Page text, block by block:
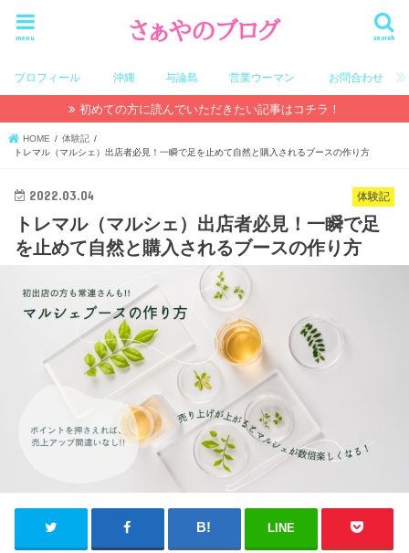
search
menu
プロフィール 沖縄 与論島 営業ウーマン お問合わせ
初めての方に読んでいただきたい記事はコチラ！
HOME
体験記
トレマル（マルシェ）出店者必見！一瞬で足を止めて自然と購入されるブースの作り方
体験記
2022.03.04
トレマル（マルシェ）出店者必見！一瞬で足
を止めて自然と購入されるブースの作り方
LINE